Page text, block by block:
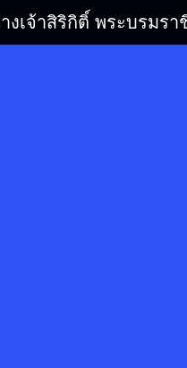
งเจ้าสิริกิติ์ พระบรม